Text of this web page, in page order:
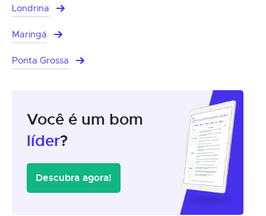
Londrina
Maringá
Ponta Grossa
Você é um bom
líder?
Descubra agora!